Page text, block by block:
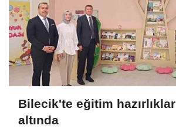
Bilecik'te eğitim
altında